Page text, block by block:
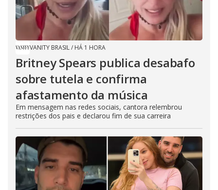
VANITY BRASIL/ HÁ 1 HORA
Britney Spears publica desabafo
sobre tutela e confirma
afastamento da música
Em mensagem nas redes sociais, cantora relembrou
restrições dos pais e declarou fim de sua carreira